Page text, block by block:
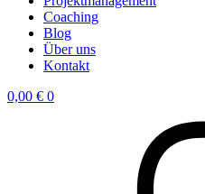
Coaching
Blog
Über uns
Kontakt
0,00 € 0